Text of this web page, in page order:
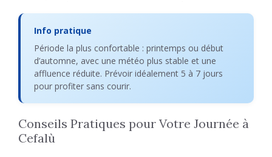
Info pratique
Période la plus confortable : printemps ou début
d’automne, avec une météo plus stable et une
affluence réduite. Prévoir idéalement 5 à 7 jours
pour profiter sans courir.
Conseils Pratiques pour Votre Journée à
Cefalù